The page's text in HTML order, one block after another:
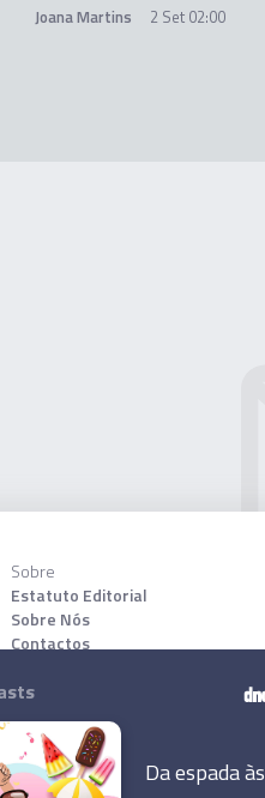
Joana Martins 2 Set 02:00
Sobre
Estatuto Editorial
Sobre Nós
Contactos
Download App
Da espada